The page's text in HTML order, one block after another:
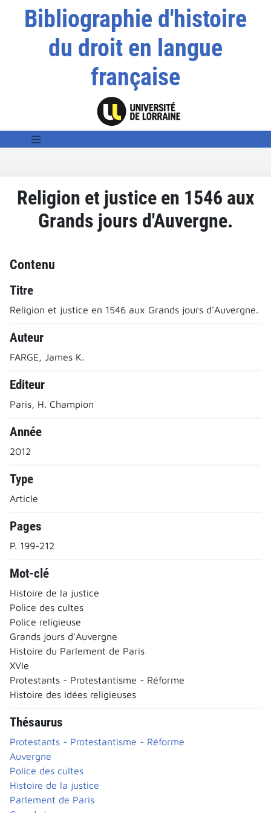
Bibliographie d'histoire
du droit en langue
française
Religion et justice en 1546 aux
Grands jours d'Auvergne.
Contenu
Titre
Religion et justice en 1546 aux Grands jours d'Auvergne.
Auteur
FARGE, James K.
Editeur
Paris, H. Champion
Année
2012
Type
Article
Pages
P. 199-212
Mot-clé
Histoire de la justice
Police des cultes
Police religieuse
Grands jours d'Auvergne
Histoire du Parlement de Paris
XVIe
Protestants - Protestantisme - Réforme
Histoire des idées religieuses
Thésaurus
Protestants - Protestantisme - Réforme
Auvergne
Police des cultes
Histoire de la justice
Parlement de Paris